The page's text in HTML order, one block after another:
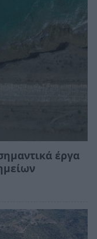
έργα